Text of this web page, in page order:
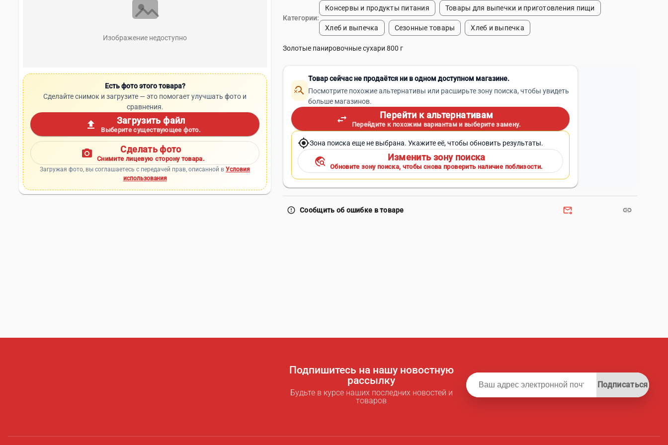
Изображение недоступно
Есть фото этого товара?
Сделайте снимок и загрузите — это помогает улучшать фото и
сравнения.
upload Загрузить файл
Выберите существующее фото.
photo_camera Сделать фото
Снимите лицевую сторону товара.
Загружая фото, вы соглашаетесь с передачей прав, описанной вУсловия
использования
Категории:
Консервы и продукты питания Товары для выпечки и приготовления пищи
Хлеб и выпечка Сезонные товары Хлеб и выпечка
Золотые панировочные сухари 800 г
search_off
Товар сейчас не продаётся ни в одном доступном магазине.
Посмотрите похожие альтернативы или расширьте зону поиска, чтобы увидеть
больше магазинов.
swap_horiz Перейти к альтернативам
Перейдите к похожим вариантам и выберите замену.
my_locationЗона поиска еще не выбрана. Укажите её, чтобы обновить результаты.
travel_explore Изменить зону поиска
Обновите зону поиска, чтобы снова проверить наличие поблизости.
error_outline Сообщить об ошибке в товаре forward_to_inbox link
Подпишитесь на нашу новостную
рассылку
Будьте в курсе наших последних новостей и
товаров
Подписаться